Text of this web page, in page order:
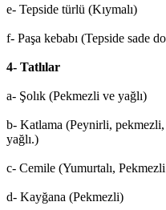
e- Tepside türlü (Kıymalı)
f- Paşa kebabı (Tepside sade
4- Tatlılar
a- Şolık (Pekmezli ve yağlı)
b- Katlama (Peynirli, pekmezli,
yağlı.)
c- Cemile (Yumurtalı,
d- Kayğana (Pekmezli)